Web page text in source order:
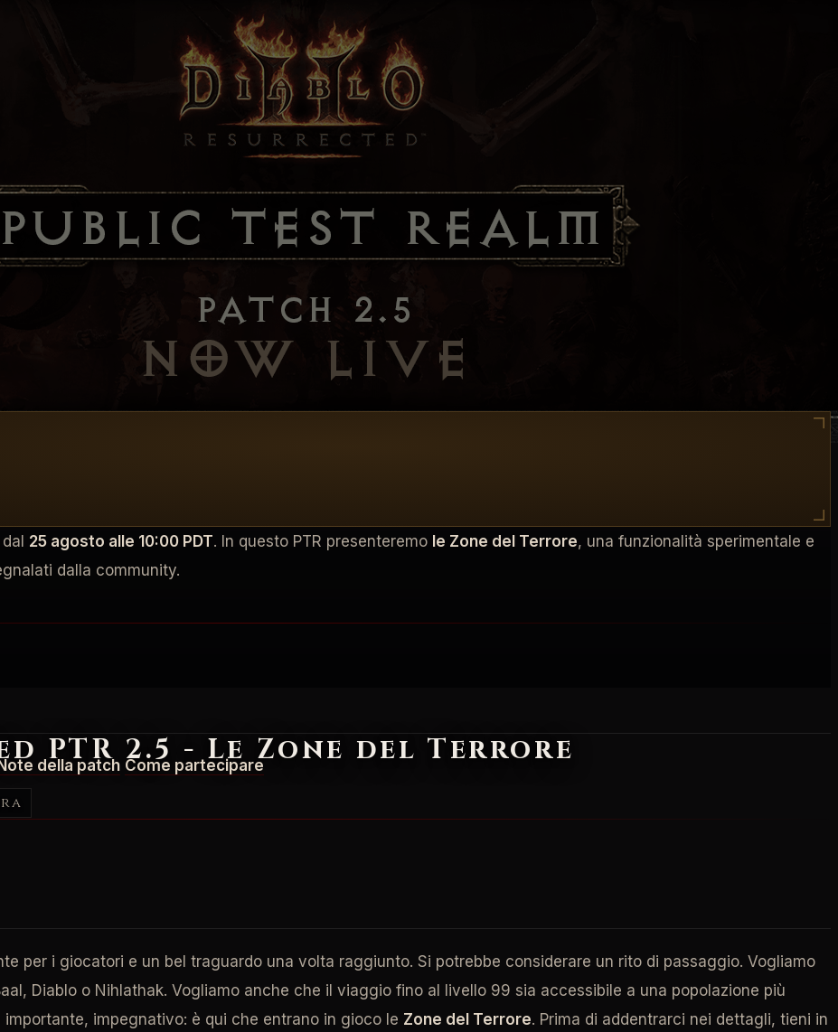
PTR 2.5 - Le Zone del Terrore
25 agosto alle 10:00 PDT. In questo PTR presenteremo le Zone del Terrore, una funzionalità sperimentale e
dalla community.
Note della patch Come partecipare
per i giocatori e un bel traguardo una volta raggiunto. Si potrebbe considerare un rito di passaggio. Vogliamo
Diablo o Nihlathak. Vogliamo anche che il viaggio fino al livello 99 sia accessibile a una popolazione più
impegnativo: è qui che entrano in gioco le Zone del Terrore. Prima di addentrarci nei dettagli, tieni in